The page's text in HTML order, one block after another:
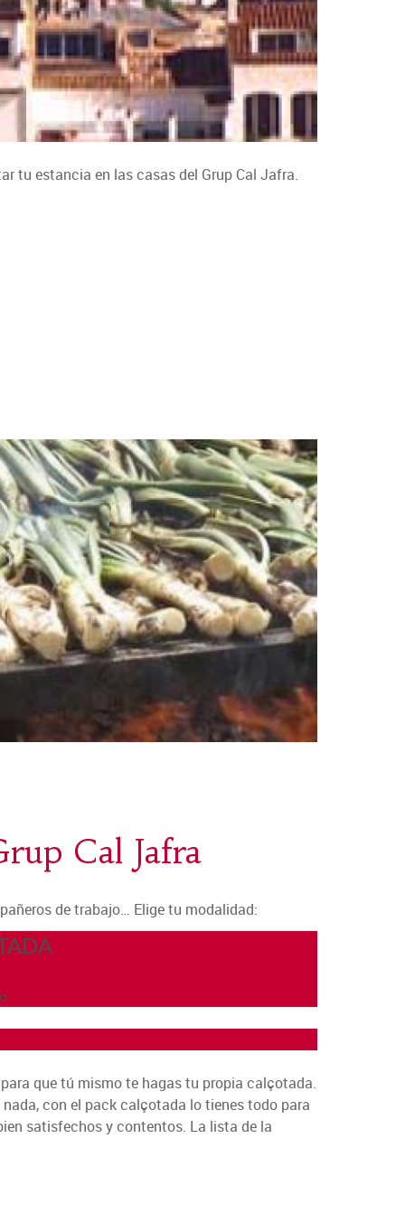
tu estancia en las casas del Grup Cal Jafra.
Cal Jafra
de trabajo… Elige tu modalidad:
que tú mismo te hagas tu propia calçotada.
con el pack calçotada lo tienes todo para
satisfechos y contentos. La lista de la